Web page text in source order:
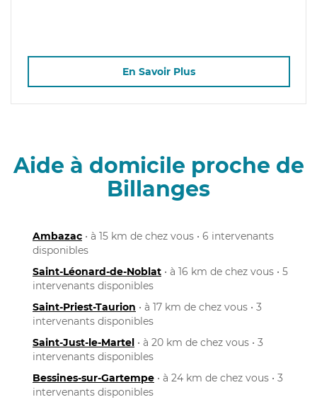
En Savoir Plus
Aide à domicile proche de
Billanges
Ambazac • à 15 km de chez vous • 6 intervenants
disponibles
Saint-Léonard-de-Noblat • à 16 km de chez vous • 5
intervenants disponibles
Saint-Priest-Taurion • à 17 km de chez vous • 3
intervenants disponibles
Saint-Just-le-Martel • à 20 km de chez vous • 3
intervenants disponibles
Bessines-sur-Gartempe • à 24 km de chez vous • 3
intervenants disponibles